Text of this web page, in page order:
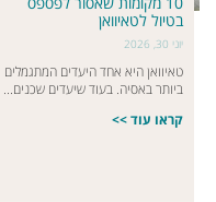
בטיול לטאיוואן
יוני 30, 2026
טאיוואן היא אחד היעדים המתגמלים
ביותר באסיה. בעוד שיעדים שכנים...
קראו עוד >>